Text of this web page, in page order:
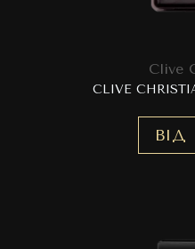
Clive
CLIVE
ВІД